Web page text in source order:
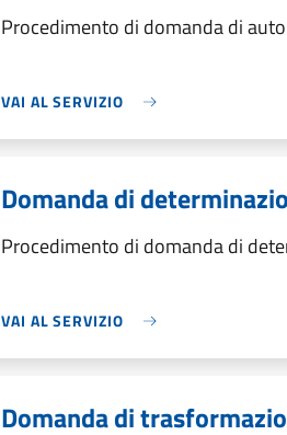
Procedimento di domanda di
VAI AL SERVIZIO
Domanda di
Procedimento di domanda di
VAI AL SERVIZIO
Domanda di